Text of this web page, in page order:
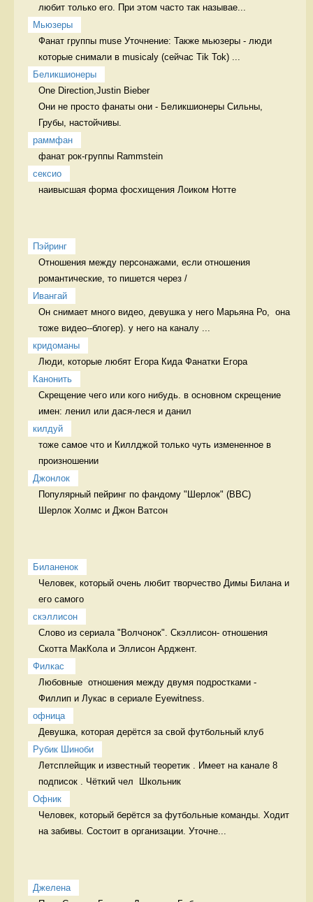
любит только его. При этом часто так называе...
Мьюзеры
Фанат группы muse Уточнение: Также мьюзеры - люди
которые снимали в musicaly (сейчас Tik Tok) ...
Беликшионеры
One Direction,Justin Bieber
Они не просто фанаты они - Беликшионеры Сильны,
Грубы, настойчивы.
раммфан
фанат рок-группы Rammstein
сексио
наивысшая форма фосхищения Лоиком Нотте
Пэйринг
Отношения между персонажами, если отношения
романтические, то пишется через /
Ивангай
Он снимает много видео, девушка у него Марьяна Ро,  она
тоже видео--блогер). у него на каналу ...
кридоманы
Люди, которые любят Егора Кида Фанатки Егора
Канонить
Скрещение чего или кого нибудь. в основном скрещение
имен: ленил или дася-леся и данил
килдуй
тоже самое что и Киллджой только чуть измененное в
произношении
Джонлок
Популярный пейринг по фандому "Шерлок" (BBC)
Шерлок Холмс и Джон Ватсон
Биланенок
Человек, который очень любит творчество Димы Билана и
его самого
скэллисон
Слово из сериала "Волчонок". Скэллисон- отношения
Скотта МакКола и Эллисон Арджент.
Филкас
Любовные  отношения между двумя подростками -
Филлип и Лукас в сериале Eyewitness.
офница
Девушка, которая дерётся за свой футбольный клуб
Рубик Шиноби
Летсплейщик и известный теоретик . Имеет на канале 8
подписок . Чёткий чел  Школьник
Офник
Человек, который берётся за футбольные команды. Ходит
на забивы. Состоит в организации. Уточне...
Джелена